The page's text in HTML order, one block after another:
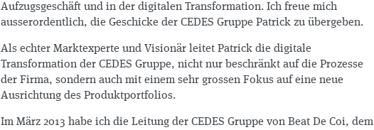
Aufzugsgeschäft und in der digitalen Transformation. Ich freue mich
ausserordentlich, die Geschicke der CEDES Gruppe Patrick zu übergeben.
Als echter Marktexperte und Visionär leitet Patrick die digitale
Transformation der CEDES Gruppe, nicht nur beschränkt auf die Prozesse
der Firma, sondern auch mit einem sehr grossen Fokus auf eine neue
Ausrichtung des Produktportfolios.
Im März 2013 habe ich die Leitung der CEDES Gruppe von Beat De Coi, dem